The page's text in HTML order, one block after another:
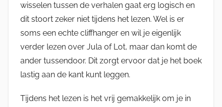
wisselen tussen de verhalen gaat erg logisch en
dit stoort zeker niet tijdens het lezen. Wel is er
soms een echte cliffhanger en wil je eigenlijk
verder lezen over Jula of Lot, maar dan komt de
ander tussendoor. Dit zorgt ervoor dat je het boek
lastig aan de kant kunt leggen.
Tijdens het lezen is het vrij gemakkelijk om je in